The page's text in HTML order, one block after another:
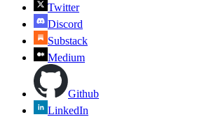
Twitter
Discord
Substack
Medium
Github
LinkedIn